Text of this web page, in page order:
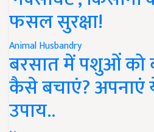
फसल सुरक्षा!
Animal Husbandry
बरसात में पशुओं को
कैसे बचाएं?
उपाय..